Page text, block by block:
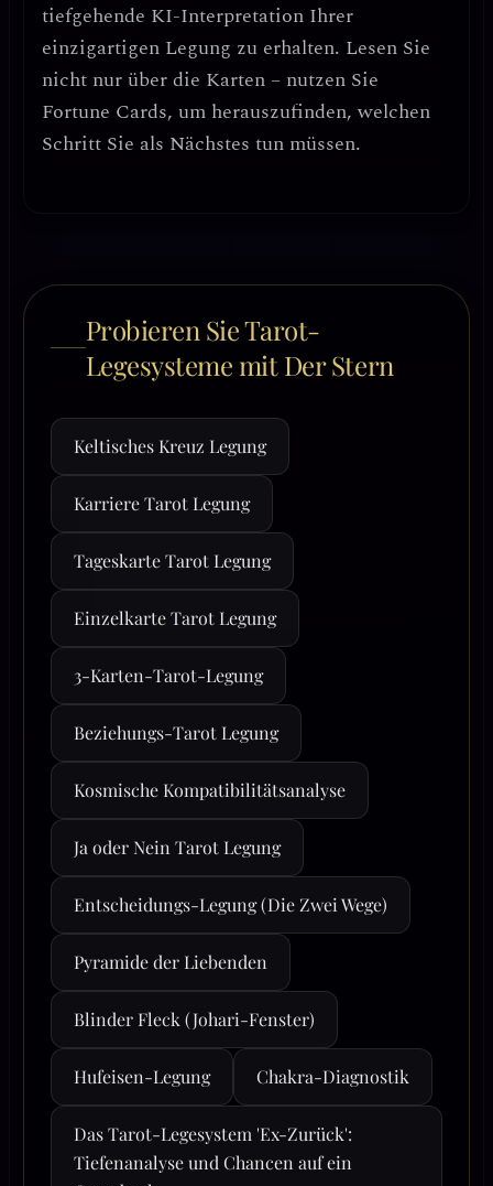
tiefgehende KI-Interpretation Ihrer
einzigartigen Legung zu erhalten. Lesen Sie
nicht nur über die Karten – nutzen Sie
Fortune Cards, um herauszufinden, welchen
Schritt Sie als Nächstes tun müssen.
Probieren Sie Tarot-
Legesysteme mit Der Stern
Keltisches Kreuz Legung
Karriere Tarot Legung
Tageskarte Tarot Legung
Einzelkarte Tarot Legung
3-Karten-Tarot-Legung
Beziehungs-Tarot Legung
Kosmische Kompatibilitätsanalyse
Ja oder Nein Tarot Legung
Entscheidungs-Legung (Die Zwei Wege)
Pyramide der Liebenden
Blinder Fleck (Johari-Fenster)
Hufeisen-Legung Chakra-Diagnostik
Das Tarot-Legesystem 'Ex-Zurück':
Tiefenanalyse und Chancen auf ein